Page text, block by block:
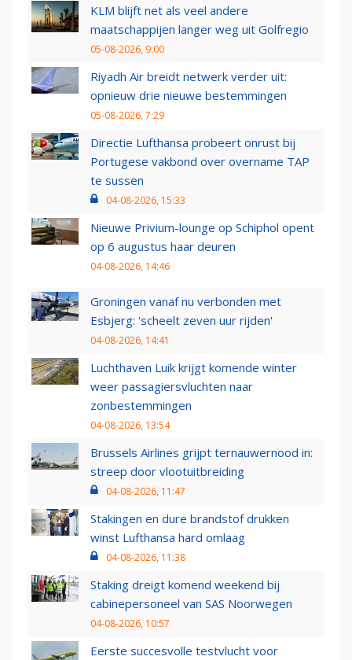
KLM blijft net als veel andere
maatschappijen langer weg uit Golfregio
05-08-2026, 9:00
Riyadh Air breidt netwerk verder uit:
opnieuw drie nieuwe bestemmingen
05-08-2026, 7:29
Directie Lufthansa probeert onrust bij
Portugese vakbond over overname TAP
te sussen
04-08-2026, 15:33
Nieuwe Privium-lounge op Schiphol opent
op 6 augustus haar deuren
04-08-2026, 14:46
Groningen vanaf nu verbonden met
Esbjerg: 'scheelt zeven uur rijden'
04-08-2026, 14:41
Luchthaven Luik krijgt komende winter
weer passagiersvluchten naar
zonbestemmingen
04-08-2026, 13:54
Brussels Airlines grijpt ternauwernood in:
streep door vlootuitbreiding
04-08-2026, 11:47
Stakingen en dure brandstof drukken
winst Lufthansa hard omlaag
04-08-2026, 11:38
Staking dreigt komend weekend bij
cabinepersoneel van SAS Noorwegen
04-08-2026, 10:57
Eerste succesvolle testvlucht voor